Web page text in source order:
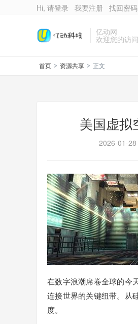
Hi, 请登录 我要注册 找回密码
亿动网
欢迎您的访问
首页 > 资源共享 > 正文
美国虚拟
2026-01-28
在数字浪潮席卷全球的今
连接世界的关键纽带。从
度。